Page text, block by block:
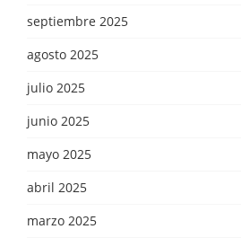
septiembre 2025
agosto 2025
julio 2025
junio 2025
mayo 2025
abril 2025
marzo 2025